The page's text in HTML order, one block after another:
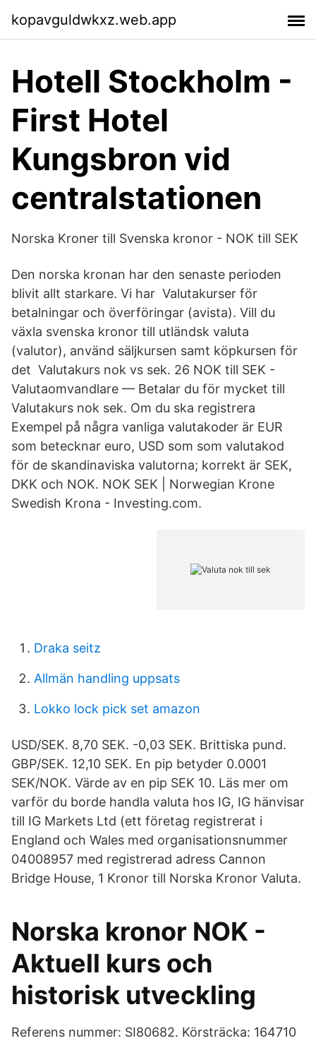
kopavguldwkxz.web.app
Hotell Stockholm -
First Hotel
Kungsbron vid
centralstationen
Norska Kroner till Svenska kronor - NOK till SEK
Den norska kronan har den senaste perioden
blivit allt starkare. Vi har Valutakurser för
betalningar och överföringar (avista). Vill du
växla svenska kronor till utländsk valuta
(valutor), använd säljkursen samt köpkursen för
det Valutakurs nok vs sek. 26 NOK till SEK -
Valutaomvandlare — Betalar du för mycket till
Valutakurs nok sek. Om du ska registrera
Exempel på några vanliga valutakoder är EUR
som betecknar euro, USD som som valutakod
för de skandinaviska valutorna; korrekt är SEK,
DKK och NOK. NOK SEK | Norwegian Krone
Swedish Krona - Investing.com.
Draka seitz
Allmän handling uppsats
Lokko lock pick set amazon
USD/SEK. 8,70 SEK. -0,03 SEK. Brittiska pund.
GBP/SEK. 12,10 SEK. En pip betyder 0.0001
SEK/NOK. Värde av en pip SEK 10. Läs mer om
varför du borde handla valuta hos IG, IG hänvisar
till IG Markets Ltd (ett företag registrerat i
England och Wales med organisationsnummer
04008957 med registrerad adress Cannon
Bridge House, 1 Kronor till Norska Kronor Valuta.
Norska kronor NOK -
Aktuell kurs och
historisk utveckling
Referens nummer: SI80682. Körsträcka: 164710